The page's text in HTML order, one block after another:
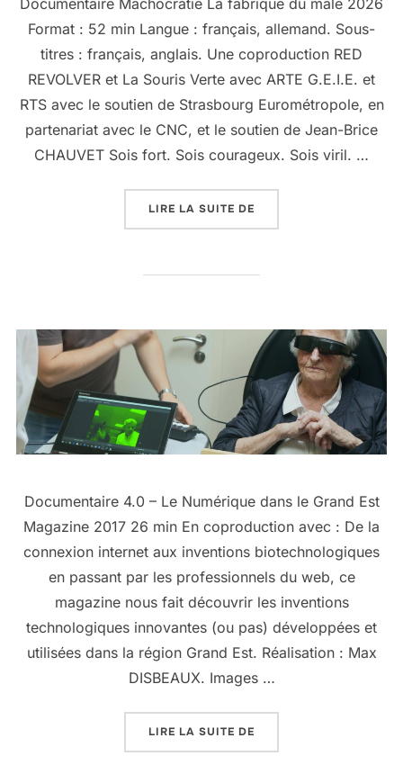
Documentaire Machocratie La fabrique du mâle 2026
Format : 52 min Langue : français, allemand. Sous-
titres : français, anglais. Une coproduction RED
REVOLVER et La Souris Verte avec ARTE G.E.I.E. et
RTS avec le soutien de Strasbourg Eurométropole, en
partenariat avec le CNC, et le soutien de Jean-Brice
CHAUVET Sois fort. Sois courageux. Sois viril. …
LIRE LA SUITE DE
Documentaire 4.0 – Le Numérique dans le Grand Est
Magazine 2017 26 min En coproduction avec : De la
connexion internet aux inventions biotechnologiques
en passant par les professionnels du web, ce
magazine nous fait découvrir les inventions
technologiques innovantes (ou pas) développées et
utilisées dans la région Grand Est. Réalisation : Max
DISBEAUX. Images …
LIRE LA SUITE DE